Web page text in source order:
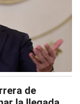
de